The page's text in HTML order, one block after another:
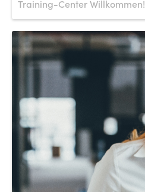
Training-Center Willkommen!